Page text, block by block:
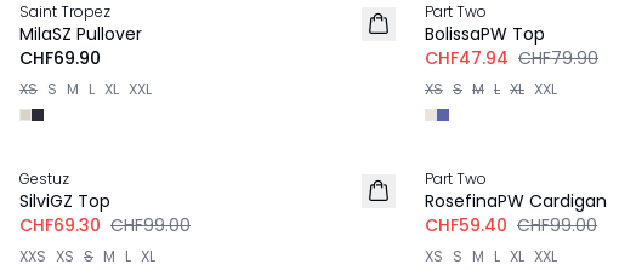
NEU
Saint Tropez
MilaSZ Pullover
CHF69.90
XS S M L XL XXL
Part Two
BolissaPW Top
CHF47.94 CHF79.90
XS S M L XL XXL
Gestuz
SilviGZ Top
CHF69.30 CHF99.00
XXS XS S M L XL
Part Two
RosefinaPW Cardigan
CHF59.40 CHF99.00
XS S M L XL XXL